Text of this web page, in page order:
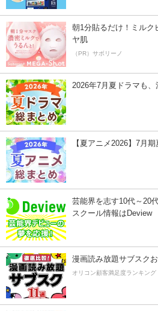
朝1分貼るだけ！ミルク
ヤ肌
（PR）サボリーノ
2026年7月夏ドラマも、
【夏アニメ2026】7月
芸能界を志す10代～20
スクール情報はDeview
漫画読み放題サブスク
オリコン顧客満足度ランキング